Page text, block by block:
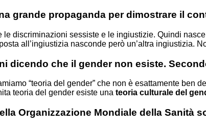
grande propaganda per dimostrare il
discriminazioni sessiste e le ingiustizie. Quindi
all’ingiustizia nasconde però un’altra ingiustizia.
dicendo che il gender non esiste.
“teoria del gender” che non è esattamente ben
teoria del gender esiste una teoria culturale del
Organizzazione Mondiale della Sanità